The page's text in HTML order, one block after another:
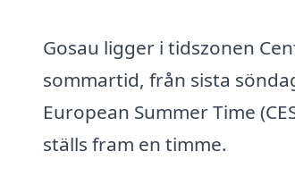
Gosau ligger i tidszonen
sommartid, från sista
European Summer Time
ställs fram en timme.